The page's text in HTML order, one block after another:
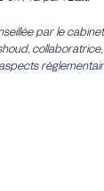
par le